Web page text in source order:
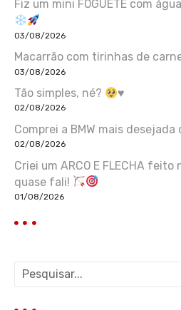
Fiz um mini FOGUETE com água
03/08/2026
Macarrão com tirinhas de
03/08/2026
Tão simples, né? ♥️
02/08/2026
Comprei a BMW mais desejada
02/08/2026
Criei um ARCO E FLECHA feito
quase fali!
01/08/2026